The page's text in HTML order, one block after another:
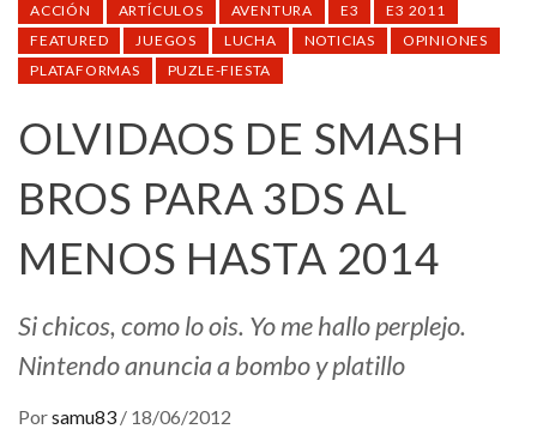
ACCIÓN ARTÍCULOS AVENTURA E3
E3 2011
FEATURED
JUEGOS LUCHA NOTICIAS
OPINIONES
PLATAFORMAS
PUZLE-FIESTA
OLVIDAOS DE SMASH
BROS PARA 3DS AL
MENOS HASTA 2014
Si chicos, como lo ois. Yo me hallo perplejo.
Nintendo anuncia a bombo y platillo
Porsamu83 / 18/06/2012